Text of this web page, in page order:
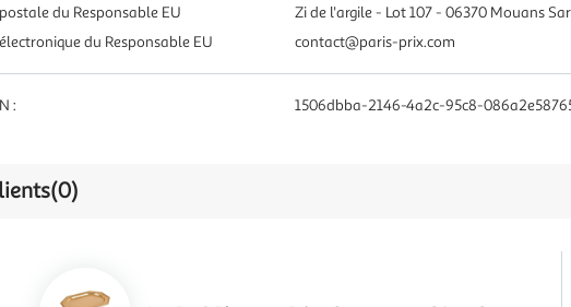
du Responsable EU
Zi de l'argile - Lot 107 - 06370 Mouans
du Responsable EU
contact@paris-prix.com
: 1506dbba-2146-4a2c-95c8-
(0)